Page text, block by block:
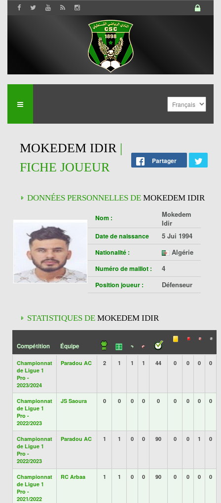
MOKEDEM IDIR|
FICHE JOUEUR
Partager
DONNÉES PERSONNELLES DE MOKEDEM IDIR
Nom :
Mokedem
Idir
Date de naissance 5 Jui 1994
Nationalité : Algérie
Numéro de maillot : 4
Position joueur : Défenseur
STATISTIQUES DE MOKEDEM IDIR
Compétition Équipe
Championnat
de Ligue 1
Pro -
2023/2024
Paradou AC 2 1 1 1 44 0 0 0 0
Championnat
de Ligue 1
Pro -
2022/2023
JS Saoura 0 0 0 0 0 0 0 0 0
Championnat
de Ligue 1
Pro -
2022/2023
Paradou AC 1 1 0 0 90 0 0 1 0
Championnat
de Ligue 1
Pro -
2021/2022
RC Arbaa 1 1 0 0 90 0 0 0 0